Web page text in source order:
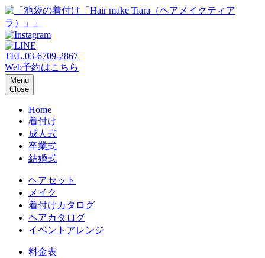
TEL.03-6709-2867
Web予約はこちら
Menu
Close
Home
着付け
成人式
卒業式
結婚式
ヘアセット
メイク
着付けカタログ
ヘアカタログ
イベントアレンジ
料金表